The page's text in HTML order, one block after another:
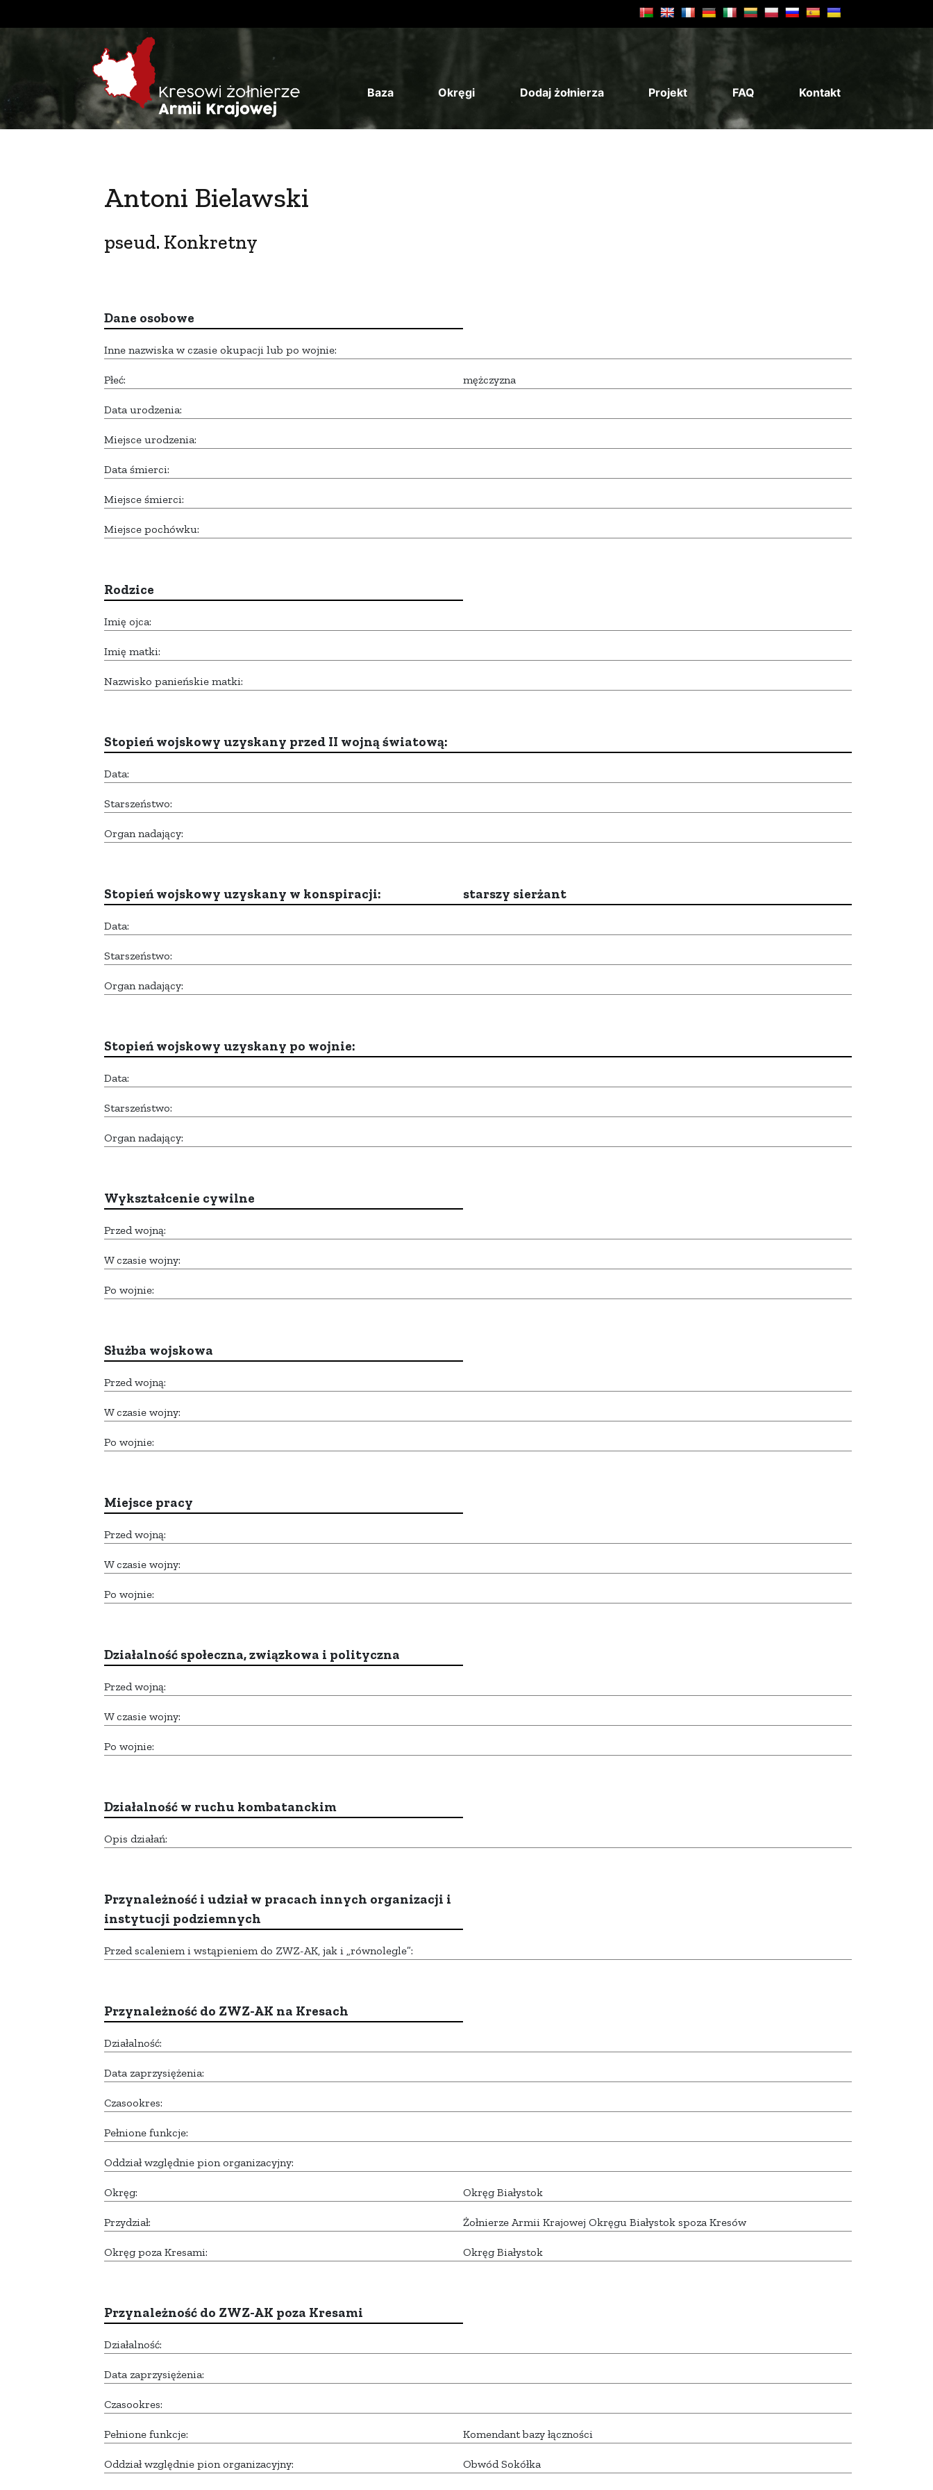
Baza Okręgi Dodaj żołnierza Projekt FAQ Kontakt
Antoni Bielawski
pseud. Konkretny
Dane osobowe
Inne nazwiska w czasie okupacji lub po wojnie:
Płeć: mężczyzna
Data urodzenia:
Miejsce urodzenia:
Data śmierci:
Miejsce śmierci:
Miejsce pochówku:
Rodzice
Imię ojca:
Imię matki:
Nazwisko panieńskie matki:
Stopień wojskowy uzyskany przed II wojną światową:
Data:
Starszeństwo:
Organ nadający:
Stopień wojskowy uzyskany w konspiracji: starszy sierżant
Data:
Starszeństwo:
Organ nadający:
Stopień wojskowy uzyskany po wojnie:
Data:
Starszeństwo:
Organ nadający:
Wykształcenie cywilne
Przed wojną:
W czasie wojny:
Po wojnie:
Służba wojskowa
Przed wojną:
W czasie wojny:
Po wojnie:
Miejsce pracy
Przed wojną:
W czasie wojny:
Po wojnie:
Działalność społeczna, związkowa i polityczna
Przed wojną:
W czasie wojny:
Po wojnie:
Działalność w ruchu kombatanckim
Opis działań:
Przynależność i udział w pracach innych organizacji i
instytucji podziemnych
Przed scaleniem i wstąpieniem do ZWZ-AK, jak i „równolegle”:
Przynależność do ZWZ-AK na Kresach
Działalność:
Data zaprzysiężenia:
Czasookres:
Pełnione funkcje:
Oddział względnie pion organizacyjny:
Okręg: Okręg Białystok
Przydział: Żołnierze Armii Krajowej Okręgu Białystok spoza Kresów
Okręg poza Kresami: Okręg Białystok
Przynależność do ZWZ-AK poza Kresami
Działalność:
Data zaprzysiężenia:
Czasookres:
Pełnione funkcje: Komendant bazy łączności
Oddział względnie pion organizacyjny: Obwód Sokółka